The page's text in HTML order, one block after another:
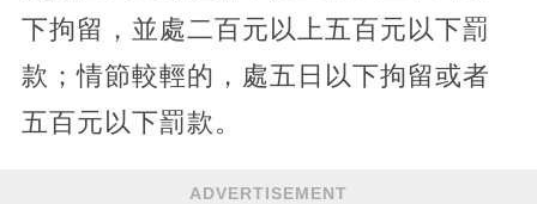
下拘留，並處二百元以上五百元以下罰
款；情節較輕的，處五日以下拘留或者
五百元以下罰款。
ADVERTISEMENT